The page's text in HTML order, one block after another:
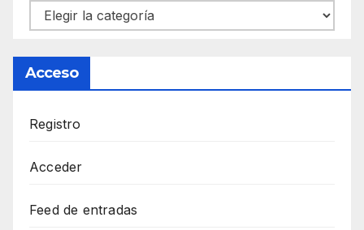
Categorías
Acceso
Registro
Acceder
Feed de entradas